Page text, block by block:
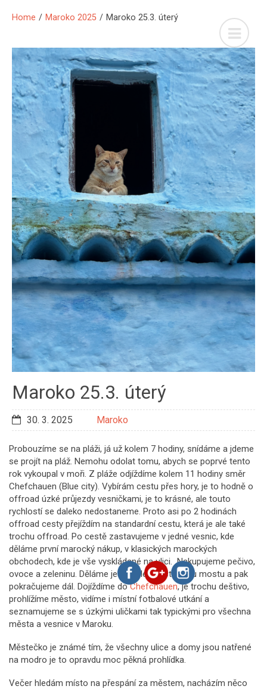
Home / Maroko 2025 / Maroko 25.3. úterý
Maroko 25.3. úterý
30. 3. 2025 Maroko
Probouzíme se na pláži, já už kolem 7 hodiny, snídáme a jdeme
se projít na pláž. Nemohu odolat tomu, abych se poprvé tento
rok vykoupal v moři. Z pláže odjíždíme kolem 11 hodiny směr
Chefchauen (Blue city). Vybírám cestu přes hory, je to hodně o
offroad úzké průjezdy vesničkami, je to krásné, ale touto
rychlostí se daleko nedostaneme. Proto asi po 2 hodinách
offroad cesty přejíždím na standardní cestu, která je ale také
trochu offroad. Po cestě zastavujeme v jedné vesnic, kde
děláme první marocký nákup, v klasických marockých
obchodech, kde je vše vyskládané na ulici. Nakupujeme pečivo,
ovoce a zeleninu. Děláme ještě výlet ke starému mostu a pak
pokračujeme dál. Dojíždíme doChefchauen, je trochu deštivo,
prohlížíme město, vidíme i místní fotbalové utkání a
seznamujeme se s úzkými uličkami tak typickými pro všechna
města a vesnice v Maroku.
Městečko je známé tím, že všechny ulice a domy jsou natřené
na modro je to opravdu moc pěkná prohlídka.
Večer hledám místo na přespání za městem, nacházím něco
https://www.evamelo.cz/tyden-
24-30-3-
2025">